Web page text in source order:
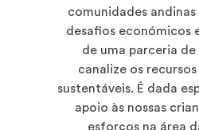
comunidades andinas
desafios económicos
de uma parceria
canalize os
sustentáveis. É dada
apoio às nossas
esforços na área